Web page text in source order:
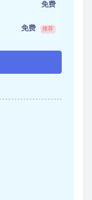
免费
免费 推荐